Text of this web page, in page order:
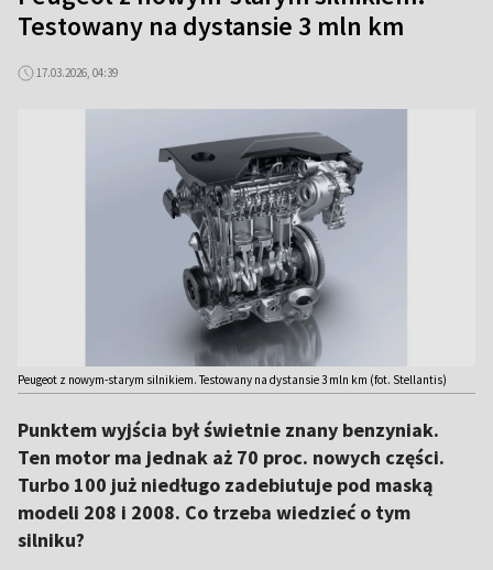
Testowany na dystansie 3 mln km
17.03.2026, 04:39
Peugeot z nowym-starym silnikiem. Testowany na dystansie 3 mln km (fot. Stellantis)
Punktem wyjścia był świetnie znany benzyniak.
Ten motor ma jednak aż 70 proc. nowych części.
Turbo 100 już niedługo zadebiutuje pod maską
modeli 208 i 2008. Co trzeba wiedzieć o tym
silniku?